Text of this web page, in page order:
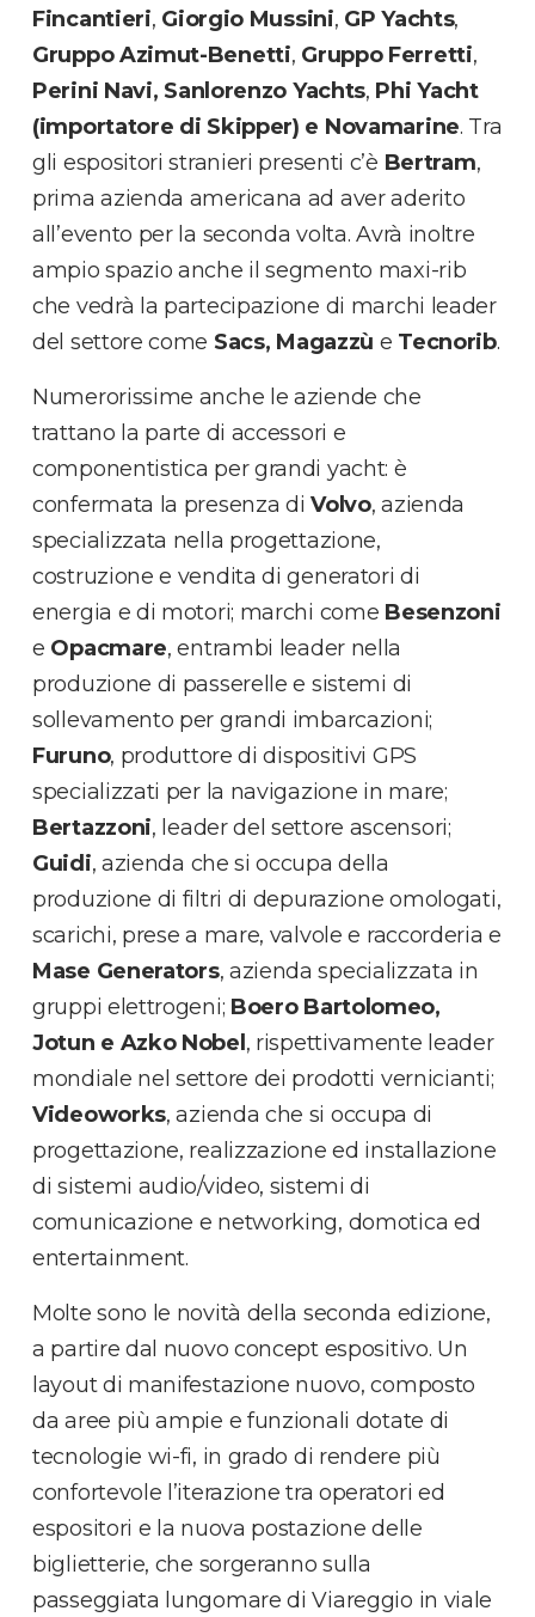
Fincantieri, Giorgio Mussini, GP Yachts,
Gruppo Azimut-Benetti, Gruppo Ferretti,
Perini Navi, Sanlorenzo Yachts, Phi Yacht
(importatore di Skipper) e Novamarine. Tra
gli espositori stranieri presenti c’è Bertram,
prima azienda americana ad aver aderito
all’evento per la seconda volta. Avrà inoltre
ampio spazio anche il segmento maxi-rib
che vedrà la partecipazione di marchi leader
del settore come Sacs, Magazzù e Tecnorib.
Numerorissime anche le aziende che
trattano la parte di accessori e
componentistica per grandi yacht: è
confermata la presenza diVolvo, azienda
specializzata nella progettazione,
costruzione e vendita di generatori di
energia e di motori; marchi come Besenzoni
e Opacmare, entrambi leader nella
produzione di passerelle e sistemi di
sollevamento per grandi imbarcazioni;
Furuno, produttore di dispositivi GPS
specializzati per la navigazione in mare;
Bertazzoni, leader del settore ascensori;
Guidi, azienda che si occupa della
produzione di filtri di depurazione omologati,
scarichi, prese a mare, valvole e raccorderia e
Mase Generators, azienda specializzata in
gruppi elettrogeni; Boero Bartolomeo,
Jotun e Azko Nobel, rispettivamente leader
mondiale nel settore dei prodotti vernicianti;
Videoworks, azienda che si occupa di
progettazione, realizzazione ed installazione
di sistemi audio/video, sistemi di
comunicazione e networking, domotica ed
entertainment.
Molte sono le novità della seconda edizione,
a partire dal nuovo concept espositivo. Un
layout di manifestazione nuovo, composto
da aree più ampie e funzionali dotate di
tecnologie wi-fi, in grado di rendere più
confortevole l’iterazione tra operatori ed
espositori e la nuova postazione delle
biglietterie, che sorgeranno sulla
passeggiata lungomare di Viareggio in viale